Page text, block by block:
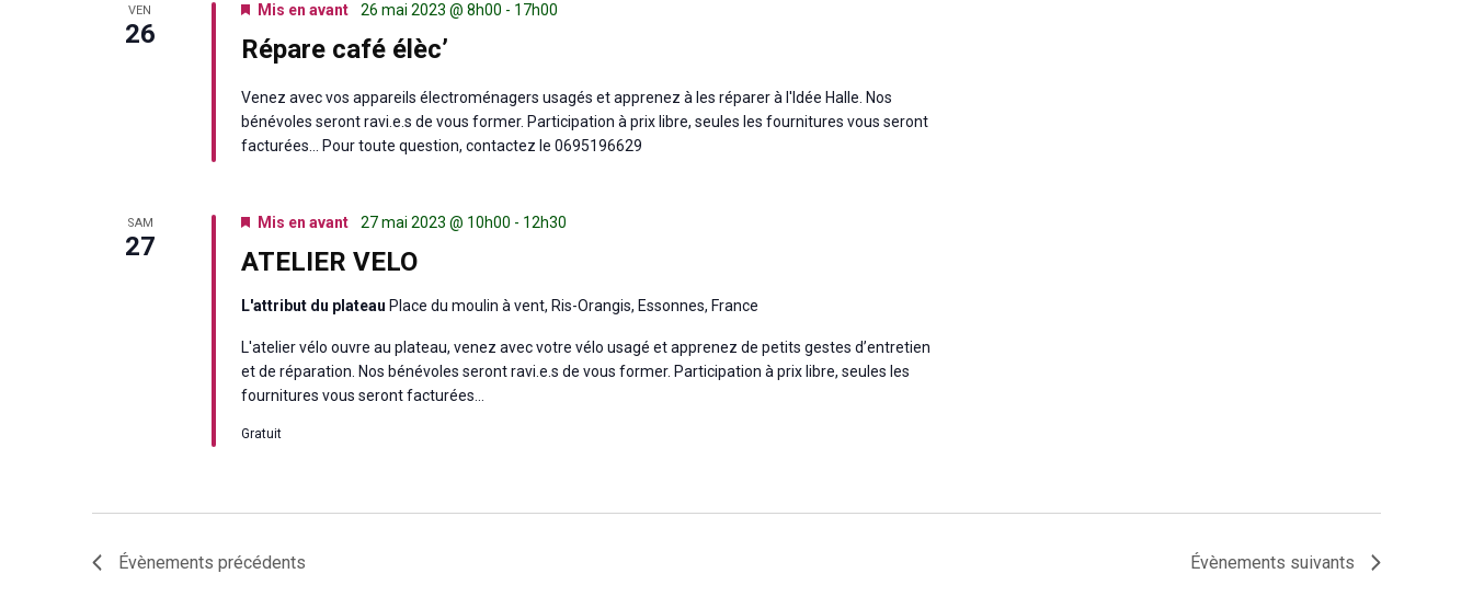
VEN
26 Répare café élèc’
Mis en avant 26 mai 2023 @ 8h00 - 17h00
Venez avec vos appareils électroménagers usagés et apprenez à les réparer à l'Idée Halle. Nos
bénévoles seront ravi.e.s de vous former. Participation à prix libre, seules les fournitures vous seront
facturées… Pour toute question, contactez le 0695196629
SAM
27 ATELIER VELO
Mis en avant 27 mai 2023 @ 10h00 - 12h30
L'attribut du plateau Place du moulin à vent, Ris-Orangis, Essonnes, France
L'atelier vélo ouvre au plateau, venez avec votre vélo usagé et apprenez de petits gestes d’entretien
et de réparation. Nos bénévoles seront ravi.e.s de vous former. Participation à prix libre, seules les
fournitures vous seront facturées…
Gratuit
Évènements précédents Évènements suivants